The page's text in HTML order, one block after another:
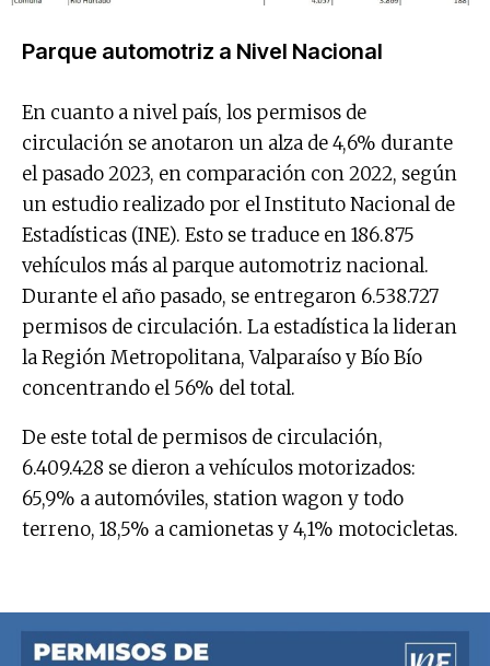
Parque automotriz a Nivel Nacional
En cuanto a nivel país, los permisos de
circulación se anotaron un alza de 4,6% durante
el pasado 2023, en comparación con 2022, según
un estudio realizado por el Instituto Nacional de
Estadísticas (INE). Esto se traduce en 186.875
vehículos más al parque automotriz nacional.
Durante el año pasado, se entregaron 6.538.727
permisos de circulación. La estadística la lideran
la Región Metropolitana, Valparaíso y Bío Bío
concentrando el 56% del total.
De este total de permisos de circulación,
6.409.428 se dieron a vehículos motorizados:
65,9% a automóviles, station wagon y todo
terreno, 18,5% a camionetas y 4,1% motocicletas.